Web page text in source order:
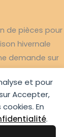
et pour
Accepter,
En
.
de pièces pour
hivernale
demande sur
.